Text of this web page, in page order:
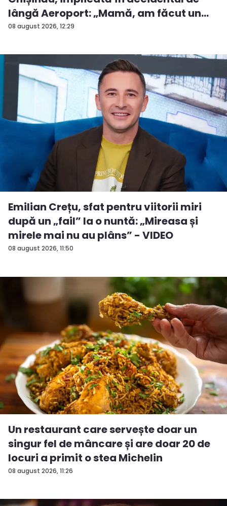
08 august 2026, 12:29
lângă Aeroport: „Mamă, am făcut un
ac...
08 august 2026, 11:50
Emilian Crețu, sfat pentru viitorii miri
după un „fail” la o nuntă: „Mireasa și
mirele mai nu au plâns” - VIDEO
08 august 2026, 11:26
Un restaurant care servește doar un
singur fel de mâncare și are doar 20 de
locuri a primit o stea Michelin